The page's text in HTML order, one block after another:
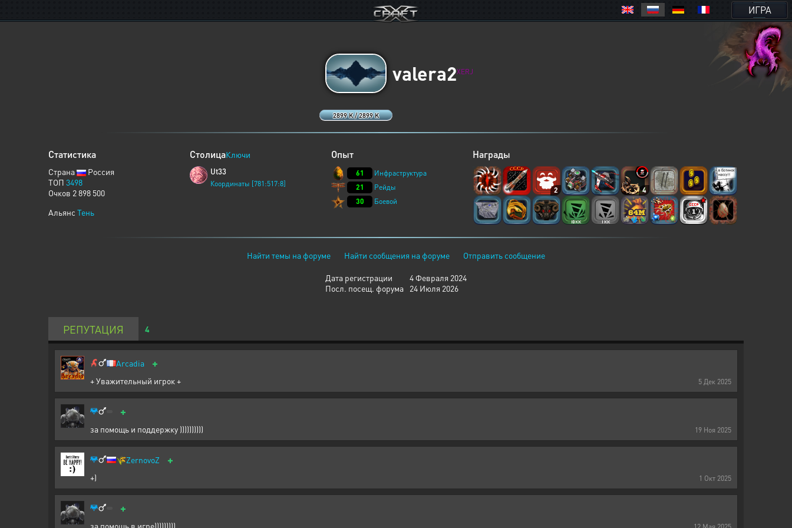
ИГРА
2899 K / 2899 K
valera2XERJ
Статистика
Страна
Россия
ТОП 3498
Очков 2 898 500
Альянс Тень
СтолицаКлючи
Ut33
Координаты [781:517:8]
Опыт
61
Инфраструктура
21
Рейды
30
Боевой
Награды
2 4
Найти темы на форуме Найти сообщения на форуме Отправить сообщение
Дата регистрации
4 Февраля 2024
Посл. посещ. форума
24 Июля 2026
РЕПУТАЦИЯ 4
5 Дек 2025
Arcadia +
+ Уважительный игрок +
19 Ноя 2025
+
за помощь и поддержку ))))))))))
1 Окт 2025
🌾ZernovoZ +
+)
+
за помощь в игре)))))))))